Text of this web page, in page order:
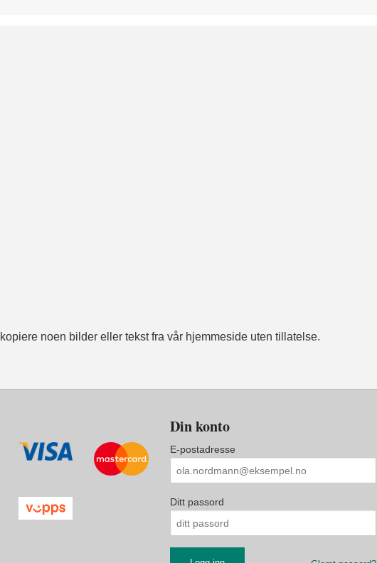
noen bilder eller tekst fra vår hjemmeside uten tillatelse.
Din konto
E-postadresse
Ditt passord